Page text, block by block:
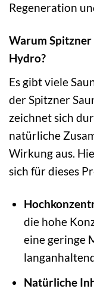
Regeneration
Warum Spitzner
Hydro?
Es gibt viele
der Spitzner
zeichnet sich
natürliche
Wirkung aus.
sich für dieses
die hohe
eine geringe
Natürliche